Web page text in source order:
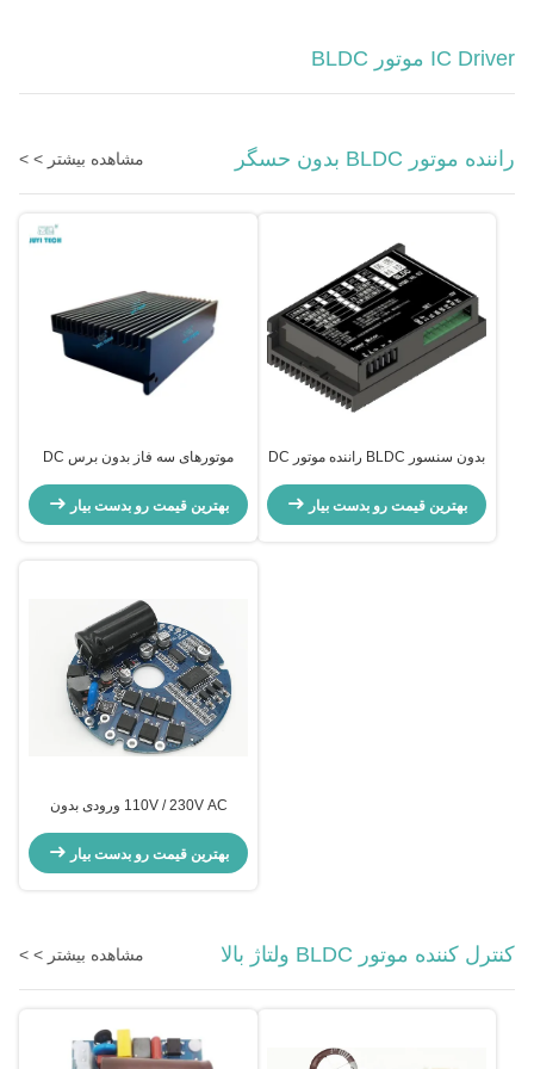
IC Driver موتور BLDC
راننده موتور BLDC بدون حسگر مشاهده بیشتر > >
بدون سنسور BLDC راننده موتور DC
Pwm کنترل سرعت 1-20kHz چرخه
کار 0-100%
بهترین قیمت رو بدست بیار
موتورهای سه فاز بدون برس DC
BLDC
بهترین قیمت رو بدست بیار
110V / 230V AC ورودی بدون
کننده موتور برای خنک کننده فن پمپ
بهترین قیمت رو بدست بیار
کنترل کننده موتور BLDC ولتاژ بالا مشاهده بیشتر > >